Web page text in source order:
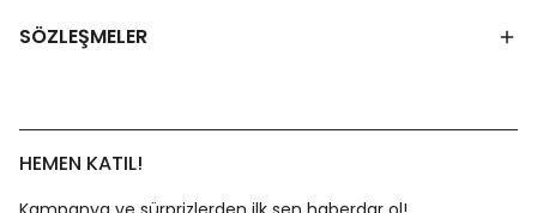
SÖZLEŞMELER
HEMEN KATIL!